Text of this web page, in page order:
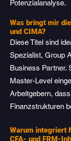
Potenzialanalyse.
Was bringt mir
und CIMA?
Diese Titel sind
Spezialist, Group
Business Partner.
Master-Level
Arbeitgebern,
Finanzstrukturen
Warum integriert
CFA- und FRM-